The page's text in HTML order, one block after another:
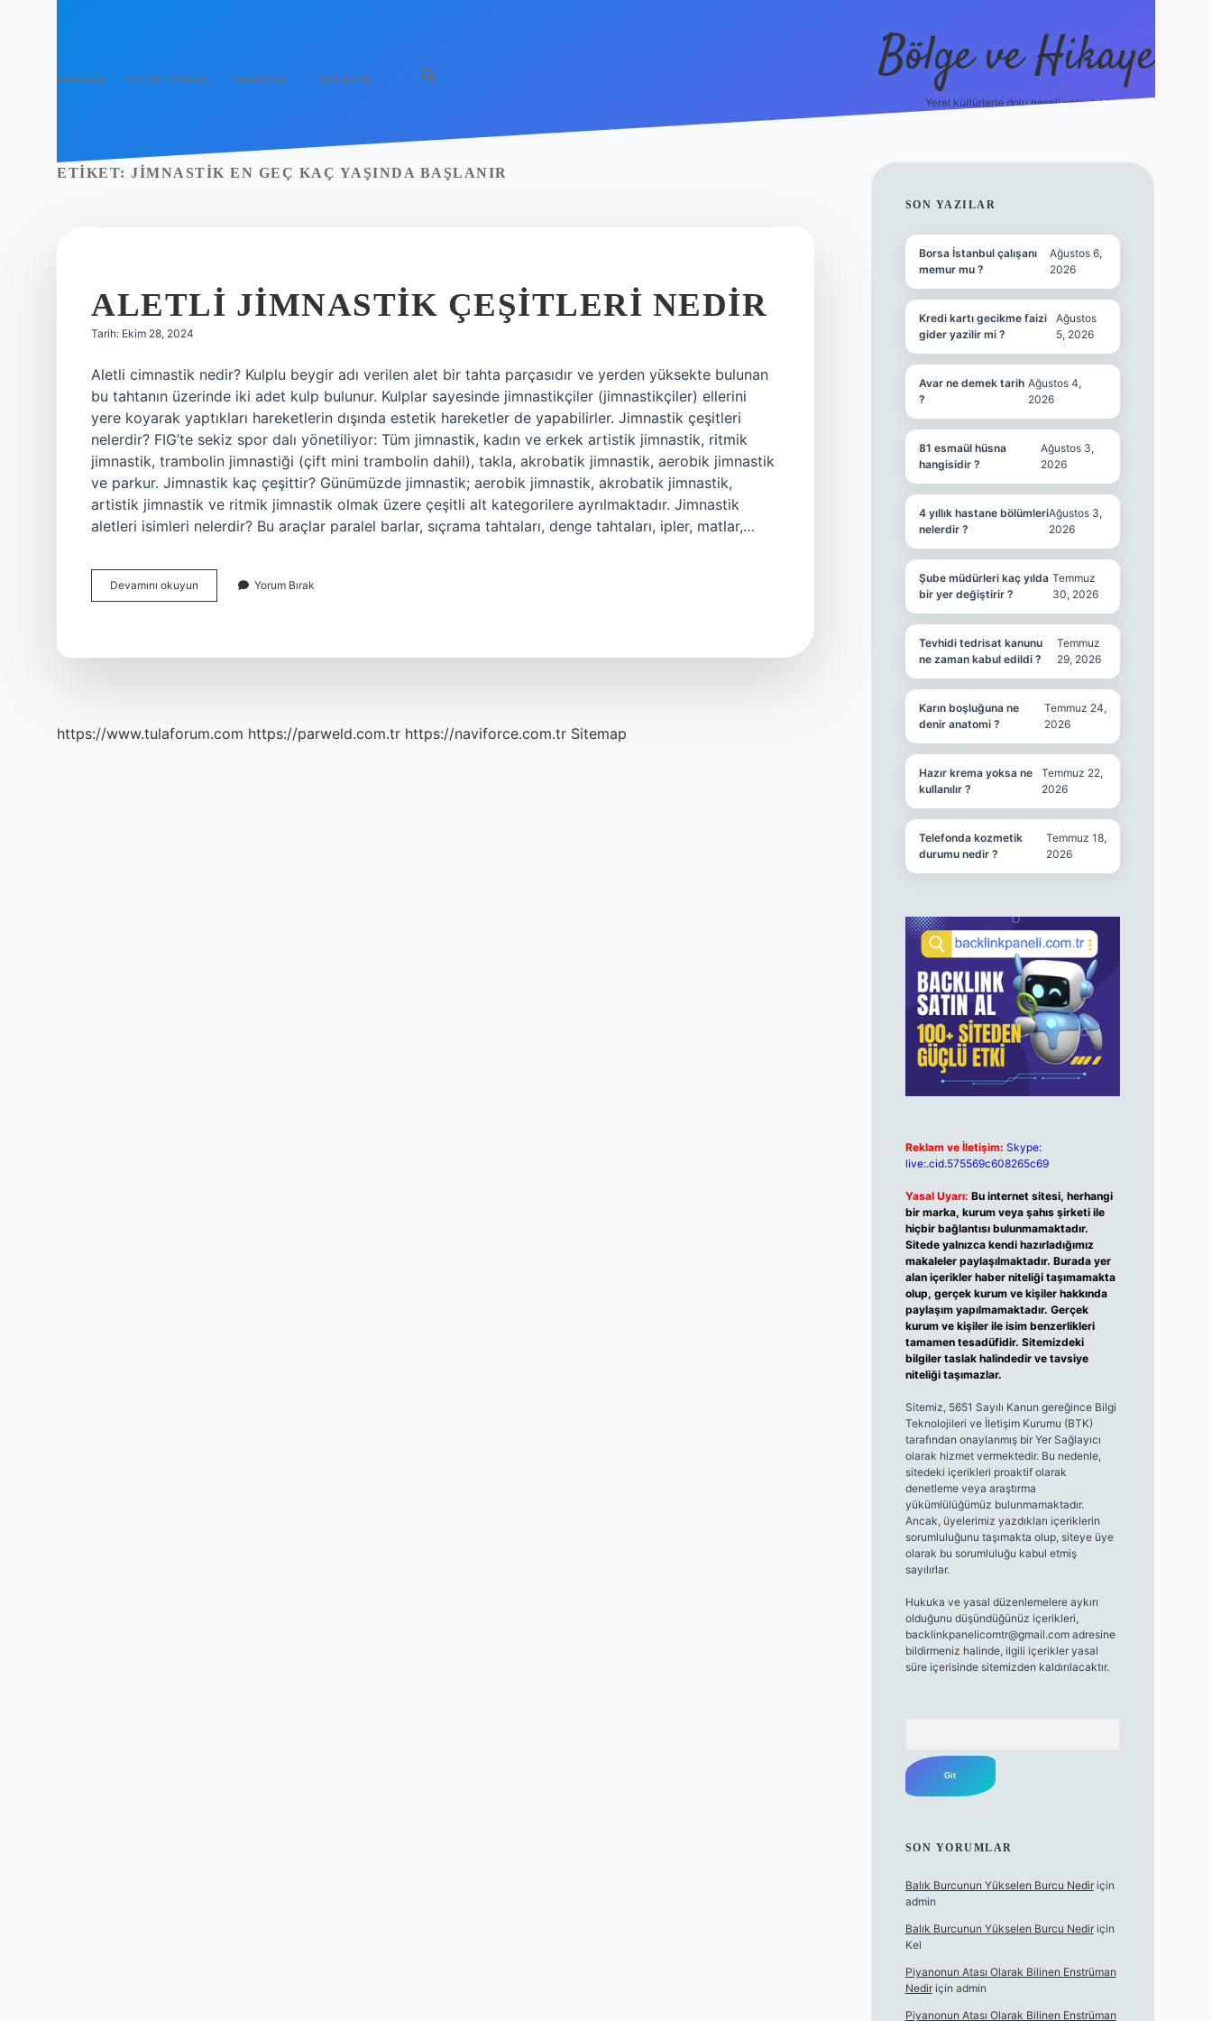
Anasayfa Gizlilik Politikası Yasal Uyarı Hakkımızda Bölge ve Hikaye
Yerel kültürlerle dolu neşeli yolculuk!
ETIKET: JIMNASTIK EN GEÇ KAÇ YAŞINDA BAŞLANIR
ALETLI JIMNASTIK ÇEŞITLERI NEDIR
Tarih: Ekim 28, 2024
Aletli cimnastik nedir? Kulplu beygir adı verilen alet bir tahta parçasıdır ve yerden yüksekte bulunan
bu tahtanın üzerinde iki adet kulp bulunur. Kulplar sayesinde jimnastikçiler (jimnastikçiler) ellerini
yere koyarak yaptıkları hareketlerin dışında estetik hareketler de yapabilirler. Jimnastik çeşitleri
nelerdir? FIG’te sekiz spor dalı yönetiliyor: Tüm jimnastik, kadın ve erkek artistik jimnastik, ritmik
jimnastik, trambolin jimnastiği (çift mini trambolin dahil), takla, akrobatik jimnastik, aerobik jimnastik
ve parkur. Jimnastik kaç çeşittir? Günümüzde jimnastik; aerobik jimnastik, akrobatik jimnastik,
artistik jimnastik ve ritmik jimnastik olmak üzere çeşitli alt kategorilere ayrılmaktadır. Jimnastik
aletleri isimleri nelerdir? Bu araçlar paralel barlar, sıçrama tahtaları, denge tahtaları, ipler, matlar,…
Devamını okuyun
Jimnastik
Yorum Bırak
https://www.tulaforum.com https://parweld.com.tr https://naviforce.com.tr Sitemap
SIDEBAR
SON YAZILAR
Borsa İstanbul çalışanı
memur mu ?
Ağustos 6,
2026
Kredi kartı gecikme faizi
gider yazilir mi ?
Ağustos
5, 2026
Avar ne demek tarih
?
Ağustos 4,
2026
81 esmaül hüsna
hangisidir ?
Ağustos 3,
2026
4 yıllık hastane bölümleri
nelerdir ?
Ağustos 3,
2026
Şube müdürleri kaç yılda
bir yer değiştirir ?
Temmuz
30, 2026
Tevhidi tedrisat kanunu
ne zaman kabul edildi ?
Temmuz
29, 2026
Karın boşluğuna ne
denir anatomi ?
Temmuz 24,
2026
Hazır krema yoksa ne
kullanılır ?
Temmuz 22,
2026
Telefonda kozmetik
durumu nedir ?
Temmuz 18,
2026
Reklam ve İletişim: Skype:
live:.cid.575569c608265c69
Yasal Uyarı: Bu internet sitesi, herhangi
bir marka, kurum veya şahıs şirketi ile
hiçbir bağlantısı bulunmamaktadır.
Sitede yalnızca kendi hazırladığımız
makaleler paylaşılmaktadır. Burada yer
alan içerikler haber niteliği taşımamakta
olup, gerçek kurum ve kişiler hakkında
paylaşım yapılmamaktadır. Gerçek
kurum ve kişiler ile isim benzerlikleri
tamamen tesadüfidir. Sitemizdeki
bilgiler taslak halindedir ve tavsiye
niteliği taşımazlar.
Sitemiz, 5651 Sayılı Kanun gereğince Bilgi
Teknolojileri ve İletişim Kurumu (BTK)
tarafından onaylanmış bir Yer Sağlayıcı
olarak hizmet vermektedir. Bu nedenle,
sitedeki içerikleri proaktif olarak
denetleme veya araştırma
yükümlülüğümüz bulunmamaktadır.
Ancak, üyelerimiz yazdıkları içeriklerin
sorumluluğunu taşımakta olup, siteye üye
olarak bu sorumluluğu kabul etmiş
sayılırlar.
Hukuka ve yasal düzenlemelere aykırı
olduğunu düşündüğünüz içerikleri,
backlinkpanelicomtr@gmail.comadresine
bildirmeniz halinde, ilgili içerikler yasal
süre içerisinde sitemizden kaldırılacaktır.
SON YORUMLAR
Balık Burcunun Yükselen Burcu Nediriçin
admin
Balık Burcunun Yükselen Burcu Nediriçin
Kel
Piyanonun Atası Olarak Bilinen Enstrüman
Nediriçin admin
Piyanonun Atası Olarak Bilinen Enstrüman
grand opera bet tulipbetgiris.org